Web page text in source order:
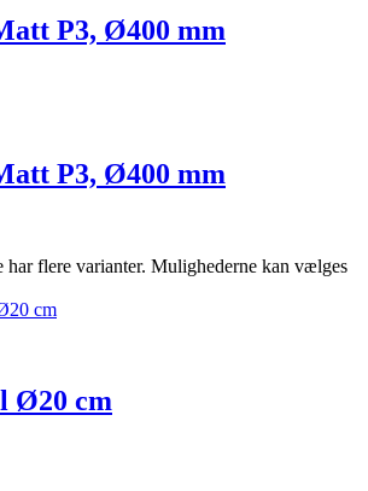
P3, Ø400 mm
P3, Ø400 mm
har flere varianter. Mulighederne kan vælges
Ø20 cm